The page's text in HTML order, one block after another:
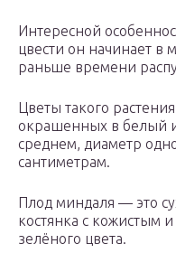
Интересной
цвести он начинает в
раньше времени
Цветы такого
окрашенных в белый
среднем, диаметр
сантиметрам.
Плод миндаля — это
костянка с кожистым
зелёного цвета.